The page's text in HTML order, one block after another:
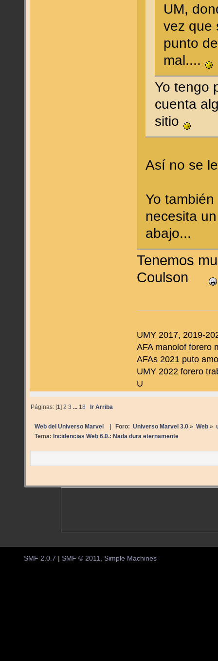
UM,
vez que
punto
mal....
Yo tengo
cuenta
sitio
Así no se
Yo
necesita
abajo...
Tenemos
Coulson
UMY 2017, 2019-
AFA manolof forero
AFAs 2021 puto
UMY 2022 forero
U
Páginas: [1]2 3 ... 18 Ir Arriba
Web del Universo Marvel | Foro: Universo Marvel 3.0» Web»
Tema: Incidencias Web 6.0.: Nada dura eternamente
SMF 2.0.7 SMF © 2011 Simple Machines